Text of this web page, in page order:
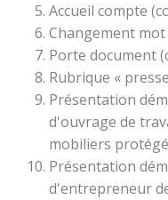
Accueil compte
Changement
Porte document
Rubrique «
Présentation
d'ouvrage de
mobiliers
Présentation
d'entrepreneur